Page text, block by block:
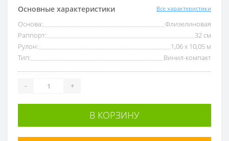
Основные характеристики Все характеристики
Основа:
Флизелиновая
Раппорт:
32 см
Рулон:
1,06 x 10,05 м
Тип:
Винил-компакт
- +
В КОРЗИНУ